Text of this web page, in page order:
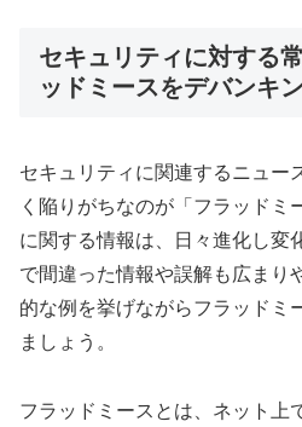
セキュリティに対する
ッドミースをデバンキ
セキュリティに関連するニュー
く陥りがちなのが「フラッドミ
に関する情報は、日々進化し変
で間違った情報や誤解も広まり
的な例を挙げながらフラッドミ
ましょう。
フラッドミースとは、ネット上